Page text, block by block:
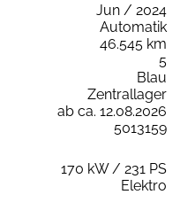
Jun / 2024
Automatik
46.545 km
5
Blau
Zentrallager
ab ca. 12.08.2026
5013159
170 kW / 231 PS
Elektro